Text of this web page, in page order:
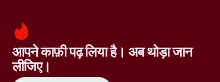
आपने काफ़ी पढ़ लिया है। अब थोड़ा जान
लीजिए।